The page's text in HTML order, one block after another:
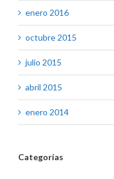
enero 2016
octubre 2015
julio 2015
abril 2015
enero 2014
Categorías